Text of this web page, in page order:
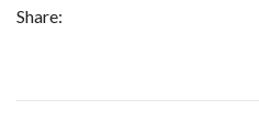
Share: